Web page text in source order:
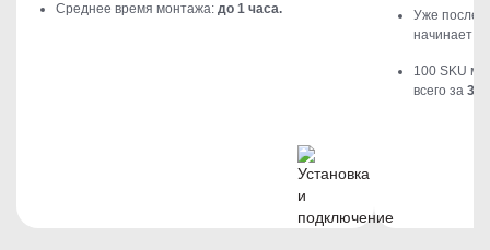
Среднее время монтажа: до 1 часа. Уже после
начинает
100 SKU
всего за 30